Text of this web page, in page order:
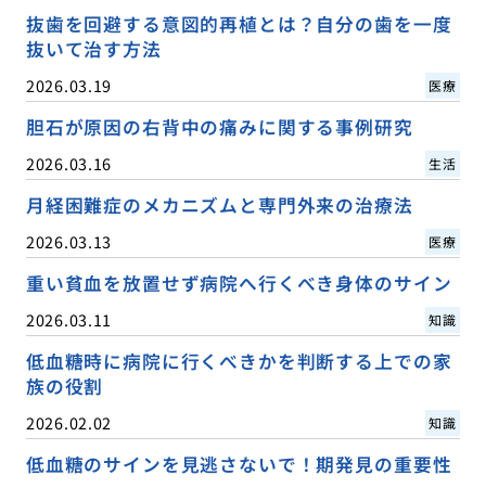
抜歯を回避する意図的再植とは？自分の歯を一度
抜いて治す方法
2026.03.19 医療
胆石が原因の右背中の痛みに関する事例研究
2026.03.16 生活
月経困難症のメカニズムと専門外来の治療法
2026.03.13 医療
重い貧血を放置せず病院へ行くべき身体のサイン
2026.03.11 知識
低血糖時に病院に行くべきかを判断する上での家
族の役割
2026.02.02 知識
低血糖のサインを見逃さないで！期発見の重要性